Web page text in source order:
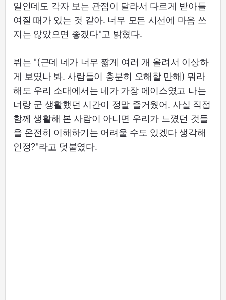
일인데도 각자 보는 관점이 달라서 다르게 받아들
여질 때가 있는 것 같아. 너무 모든 시선에 마음 쓰
지는 않았으면 좋겠다"고 밝혔다.
뷔는 "(근데 네가 너무 짧게 여러 개 올려서 이상하
게 보였나 봐. 사람들이 충분히 오해할 만해) 뭐라
해도 우리 소대에서는 네가 가장 에이스였고 나는
너랑 군 생활했던 시간이 정말 즐거웠어. 사실 직접
함께 생활해 본 사람이 아니면 우리가 느꼈던 것들
을 온전히 이해하기는 어려울 수도 있겠다 생각해
인정?"라고 덧붙였다.